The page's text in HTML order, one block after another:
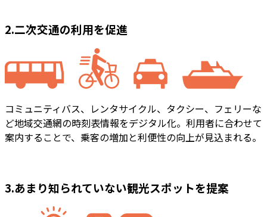
2.二次交通の利用を促進
コミュニティバス、レンタサイクル、タクシー、フェリーな
ど地域交通網の時刻表情報をデジタル化。利用者に合わせて
案内することで、乗客の増加と利便性の向上が見込まれる。
3.あまり知られていない観光スポットを提案